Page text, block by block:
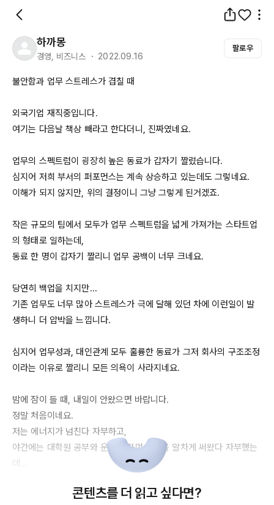
하까몽
경영, 비즈니스 ・ 2022.09.16
팔로우
불안함과 업무 스트레스가 겹칠 때
외국기업 재직중입니다.
여기는 다음날 책상 빼라고 한다더니, 진짜였네요.
업무의 스펙트럼이 굉장히 높은 동료가 갑자기 짤렸습니다.
심지어 저희 부서의 퍼포먼스는 계속 상승하고 있는데도 그렇네요.
이해가 되지 않지만, 위의 결정이니 그냥 그렇게 된거겠죠.
작은 규모의 팀에서 모두가 업무 스펙트럼을 넓게 가져가는 스타트업
의 형태로 일하는데,
동료 한 명이 갑자기 짤리니 업무 공백이 너무 크네요.
당연히 백업을 치지만...
기존 업무도 너무 많아 스트레스가 극에 달해 있던 차에 이런일이 발
생하니 더 압박을 느낍니다.
심지어 업무성과, 대인관계 모두 훌륭한 동료가 그저 회사의 구조조정
이라는 이유로 짤리니 모든 의욕이 사라지네요.
밤에 잠이 들 때, 내일이 안왔으면 바랍니다.
정말 처음이네요.
저는 에너지가 넘친다 자부하고,
야간에는 대학원 공부와 운동도 하며 시간을 알차게 써왔다 자부했는
데...
콘텐츠를 더 읽고 싶다면?